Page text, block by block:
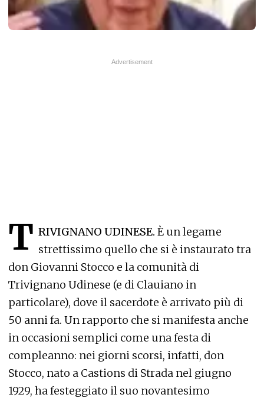
T RIVIGNANO UDINESE. È un legame
strettissimo quello che si è instaurato tra
don Giovanni Stocco e la comunità di
Trivignano Udinese (e di Clauiano in
particolare), dove il sacerdote è arrivato più di
50 anni fa. Un rapporto che si manifesta anche
in occasioni semplici come una festa di
compleanno: nei giorni scorsi, infatti, don
Stocco, nato a Castions di Strada nel giugno
1929, ha festeggiato il suo novantesimo